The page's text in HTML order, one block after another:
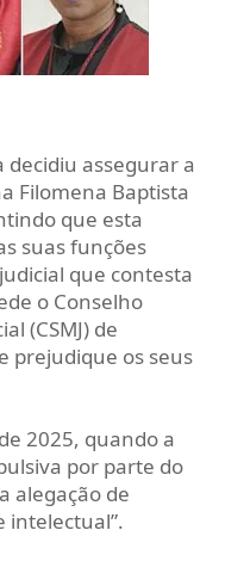
decidiu assegurar a
Filomena Baptista
que esta
suas funções
que contesta
o Conselho
(CSMJ) de
prejudique os seus
2025, quando a
por parte do
alegação de
intelectual”.